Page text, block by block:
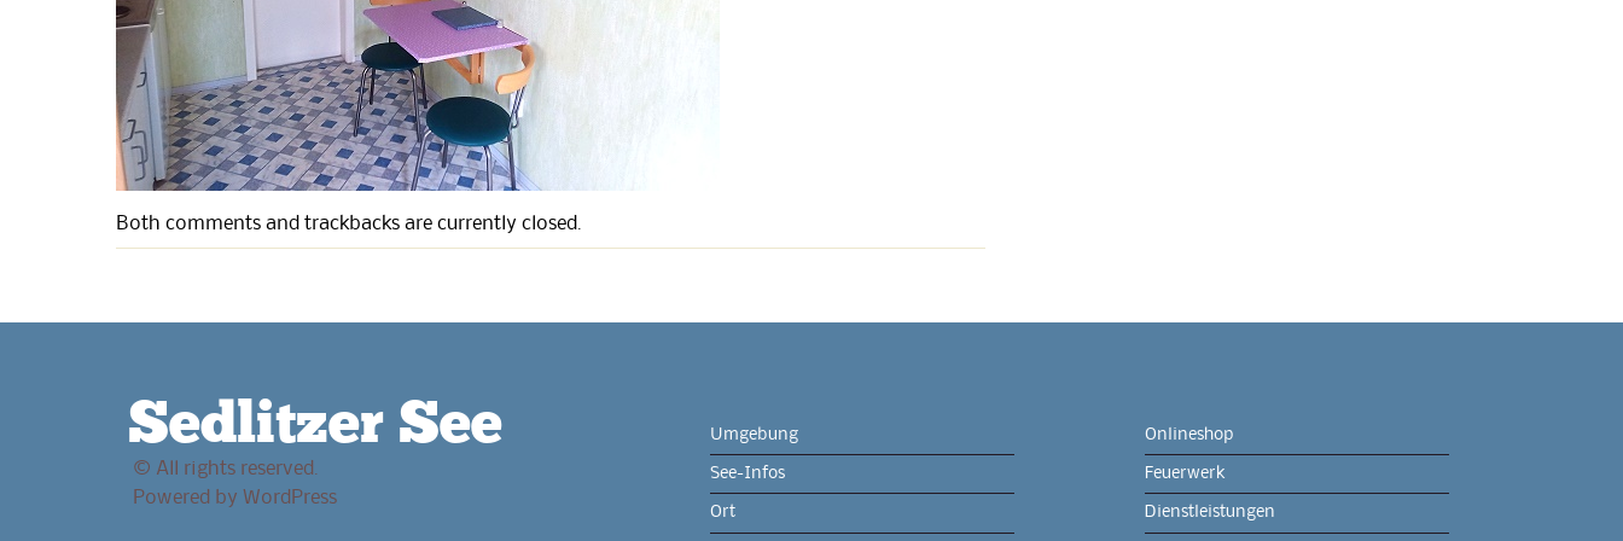
Both comments and trackbacks are currently closed.
Sedlitzer See
© All rights reserved.
Powered by WordPress
Umgebung
See-Infos
Ort
Onlineshop
Feuerwerk
Dienstleistungen